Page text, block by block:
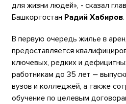
для жизни людей», - сказал
Башкортостан Радий Хабиров.
В первую очередь жилье в
предоставляется
ключевых, редких и
работникам до 35 лет –
вузов и колледжей, а также
обучение по целевым